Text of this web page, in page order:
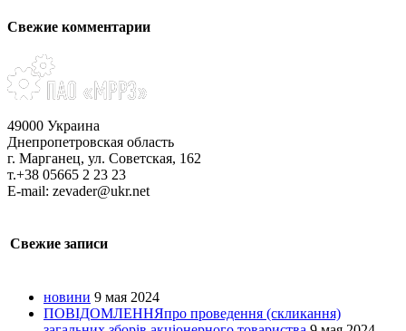
Свежие комментарии
49000 Украина
Днепропетровская область
г. Марганец, ул. Советская, 162
т.+38 05665 2 23 23
E-mail: zevader@ukr.net
Свежие записи
новини 9 мая 2024
ПОВІДОМЛЕННЯпро проведення (скликання)